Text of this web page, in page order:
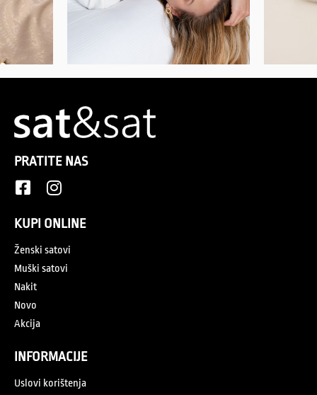
PRATITE NAS
KUPI ONLINE
Ženski satovi
Muški satovi
Nakit
Novo
Akcija
INFORMACIJE
Uslovi korištenja